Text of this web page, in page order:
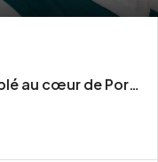
Charmant studio de 30 m² meublé au cœur de Porrentruy